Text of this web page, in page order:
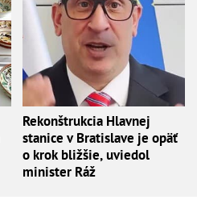
Rekonštrukcia Hlavnej
stanice v Bratislave je opäť
o krok bližšie, uviedol
minister Ráž